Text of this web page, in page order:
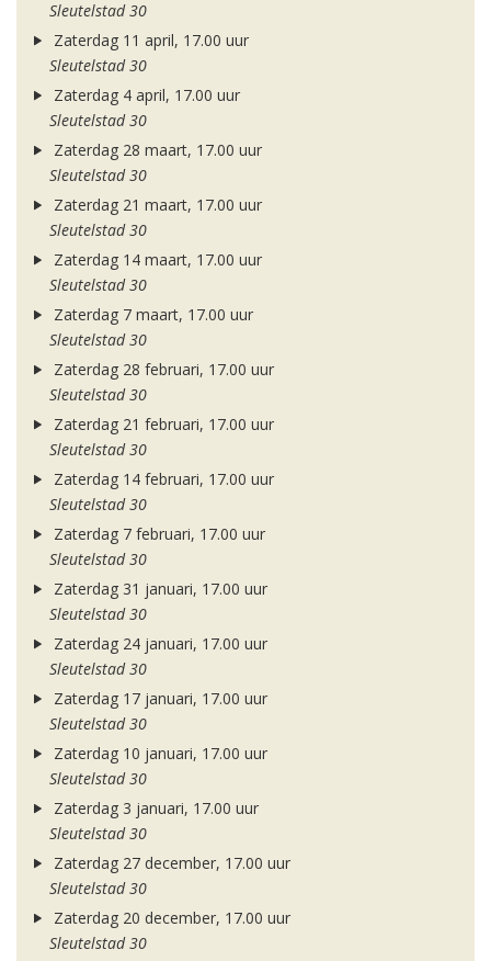
Sleutelstad 30
Zaterdag 11 april, 17.00 uur
Sleutelstad 30
Zaterdag 4 april, 17.00 uur
Sleutelstad 30
Zaterdag 28 maart, 17.00 uur
Sleutelstad 30
Zaterdag 21 maart, 17.00 uur
Sleutelstad 30
Zaterdag 14 maart, 17.00 uur
Sleutelstad 30
Zaterdag 7 maart, 17.00 uur
Sleutelstad 30
Zaterdag 28 februari, 17.00 uur
Sleutelstad 30
Zaterdag 21 februari, 17.00 uur
Sleutelstad 30
Zaterdag 14 februari, 17.00 uur
Sleutelstad 30
Zaterdag 7 februari, 17.00 uur
Sleutelstad 30
Zaterdag 31 januari, 17.00 uur
Sleutelstad 30
Zaterdag 24 januari, 17.00 uur
Sleutelstad 30
Zaterdag 17 januari, 17.00 uur
Sleutelstad 30
Zaterdag 10 januari, 17.00 uur
Sleutelstad 30
Zaterdag 3 januari, 17.00 uur
Sleutelstad 30
Zaterdag 27 december, 17.00 uur
Sleutelstad 30
Zaterdag 20 december, 17.00 uur
Sleutelstad 30